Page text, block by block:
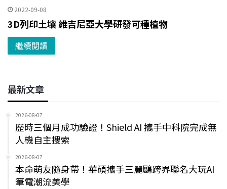
2022-09-08
3D列印土壤 維吉尼亞大學研發可種植物
繼續閱讀
最新文章
2026-08-07
歷時三個月成功驗證！Shield AI 攜手中科院完成無
人機自主搜索
2026-08-07
本命萌友隨身帶！華碩攜手三麗鷗跨界聯名大玩AI
筆電潮流美學